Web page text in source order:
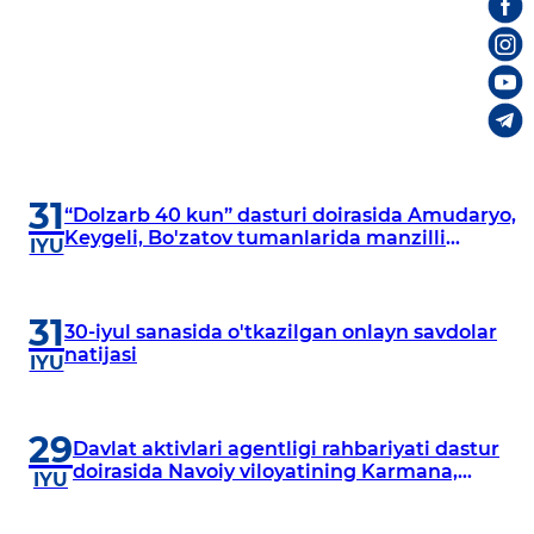
31
IYU
“Dolzarb 40 kun” dasturi doirasida Amudaryo,
Keygeli, Bo'zatov tumanlarida manzilli
31
IYU
30-iyul sanasida o'tkazilgan onlayn savdolar
natijasi
29
IYU
Davlat aktivlari agentligi rahbariyati dastur
doirasida Navoiy viloyatining Karmana,